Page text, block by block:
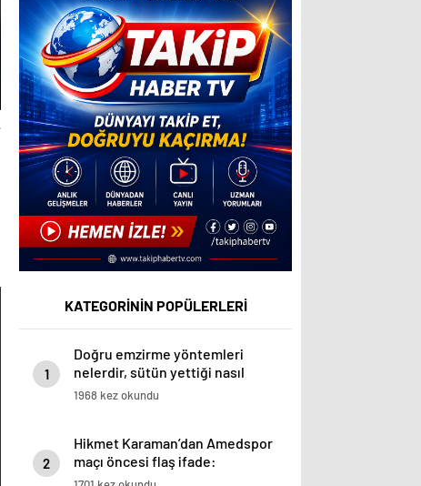
KATEGORİNİN POPÜLERLERİ
1
Doğru emzirme yöntemleri
nelerdir, sütün yettiği nasıl
anlaşılır?
1968 kez okundu
2
Hikmet Karaman’dan Amedspor
maçı öncesi flaş ifade:
“Başkanla da konuşmuştum”